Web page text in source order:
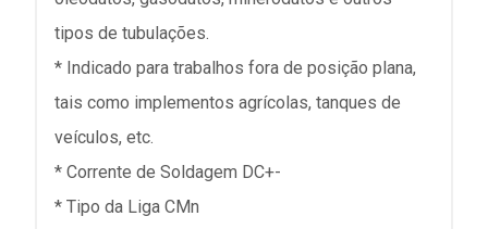
tipos de tubulações.
* Indicado para trabalhos fora de posição plana,
tais como implementos agrícolas, tanques de
veículos, etc.
* Corrente de Soldagem DC+-
* Tipo da Liga CMn